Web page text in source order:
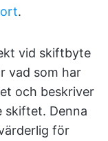
.
vid skiftbyte
vad som har
och beskriver
skiftet. Denna
för